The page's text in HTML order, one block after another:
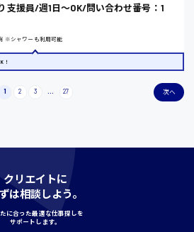
支援員/週1日～OK/問い合わせ番号：1
※シャワーも利用可能
！
1 2 3 ... 27 次へ
クリエイトに
は相談しよう。
に合った最適な仕事探しを
サポートします。